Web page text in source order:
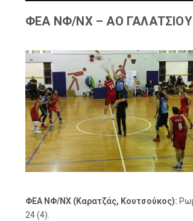
ΦΕΑ ΝΦ/ΝΧ – ΑΟ ΓΑΛΑΤΣΙΟΥ
ΦΕΑ ΝΦ/ΝΧ (Καρατζάς, Κουτσούκος):
24 (4).